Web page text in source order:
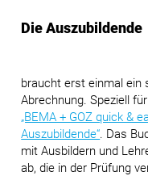
Die Auszubildende
braucht erst einmal ein
Abrechnung. Speziell
„BEMA + GOZ quick &
Auszubildende“. Das
mit Ausbildern und
ab, die in der Prüfung